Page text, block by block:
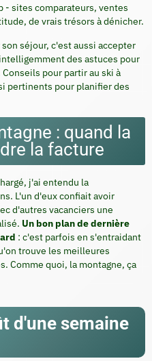
- sites comparateurs, ventes
de vrais trésors à dénicher.
séjour, c'est aussi accepter
des astuces pour
pour partir au ski à
pertinents pour planifier des
: quand la
la facture
j'ai entendu la
L'un d'eux confiait avoir
d'autres vacanciers une
Un bon plan de dernière
: c'est parfois en s'entraidant
trouve les meilleures
Comme quoi, la montagne, ça
d'une semaine